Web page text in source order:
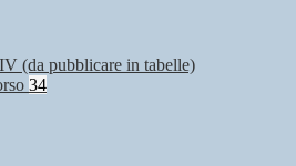
(da pubblicare in tabelle)
34